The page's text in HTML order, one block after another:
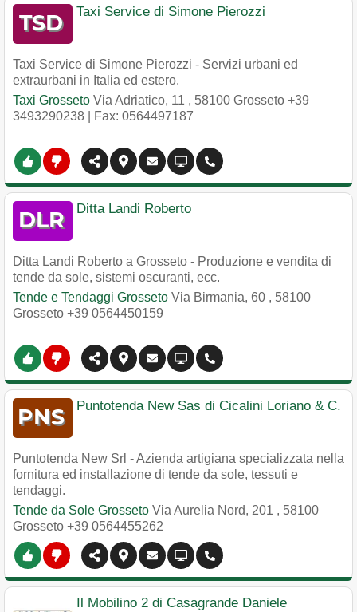
Taxi Service di Simone Pierozzi
Taxi Service di Simone Pierozzi - Servizi urbani ed
extraurbani in Italia ed estero.
Taxi Grosseto Via Adriatico, 11 , 58100 Grosseto +39
3493290238 | Fax: 0564497187
Ditta Landi Roberto
Ditta Landi Roberto a Grosseto - Produzione e vendita di
tende da sole, sistemi oscuranti, ecc.
Tende e Tendaggi Grosseto Via Birmania, 60 , 58100
Grosseto +39 0564450159
Puntotenda New Sas di Cicalini Loriano & C.
Puntotenda New Srl - Azienda artigiana specializzata nella
fornitura ed installazione di tende da sole, tessuti e
tendaggi.
Tende da Sole Grosseto Via Aurelia Nord, 201 , 58100
Grosseto +39 0564455262
Il Mobilino 2 di Casagrande Daniele